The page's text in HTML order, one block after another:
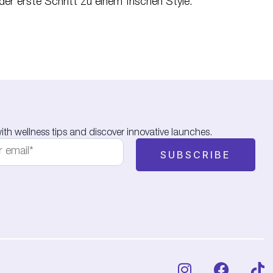
erste Schritt zu einem frischen Style.
wellness tips and discover innovative launches.